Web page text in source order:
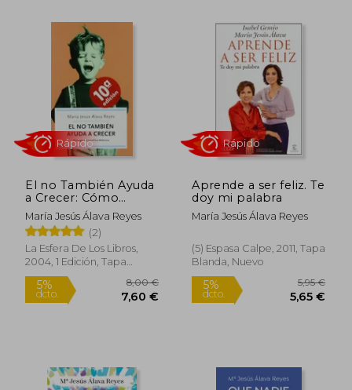
5%
dcto.
5%
dcto.
El no También Ayuda
a Crecer: Cómo
Superar los
Momentos Difíciles
de los Hijos y
Favorecer su
Educación y
(Autoayuda)
María Jesús Álava Reyes
(2)
La Esfera De Los Libros,
2004, 1 Edición, Tapa
Blanda, Nuevo
Aprende a ser feliz. Te
doy mi palabra
María Jesús Álava Reyes
(5) Espasa Calpe, 2011, Tapa
Blanda, Nuevo